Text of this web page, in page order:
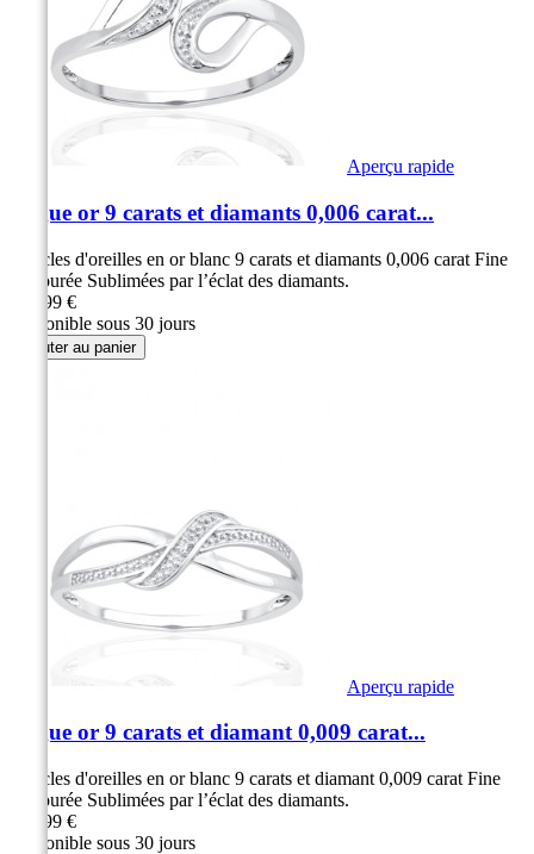
Aperçu rapide
Bague or 9 carats et diamants 0,006 carat...
Boucles d'oreilles en or blanc 9 carats et diamants 0,006 carat Fine
et ajourée Sublimées par l’éclat des diamants.
279,99 €
Disponible sous 30 jours
Ajouter au panier
Aperçu rapide
Bague or 9 carats et diamant 0,009 carat...
Boucles d'oreilles en or blanc 9 carats et diamant 0,009 carat Fine
et ajourée Sublimées par l’éclat des diamants.
279,99 €
Disponible sous 30 jours